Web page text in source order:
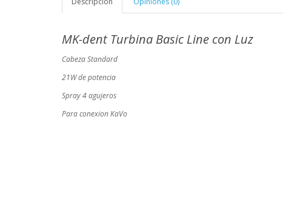
MK-dent Turbina Basic Line con Luz
Cabeza Standard
21W de potencia
Spray 4 agujeros
Para conexion KaVo